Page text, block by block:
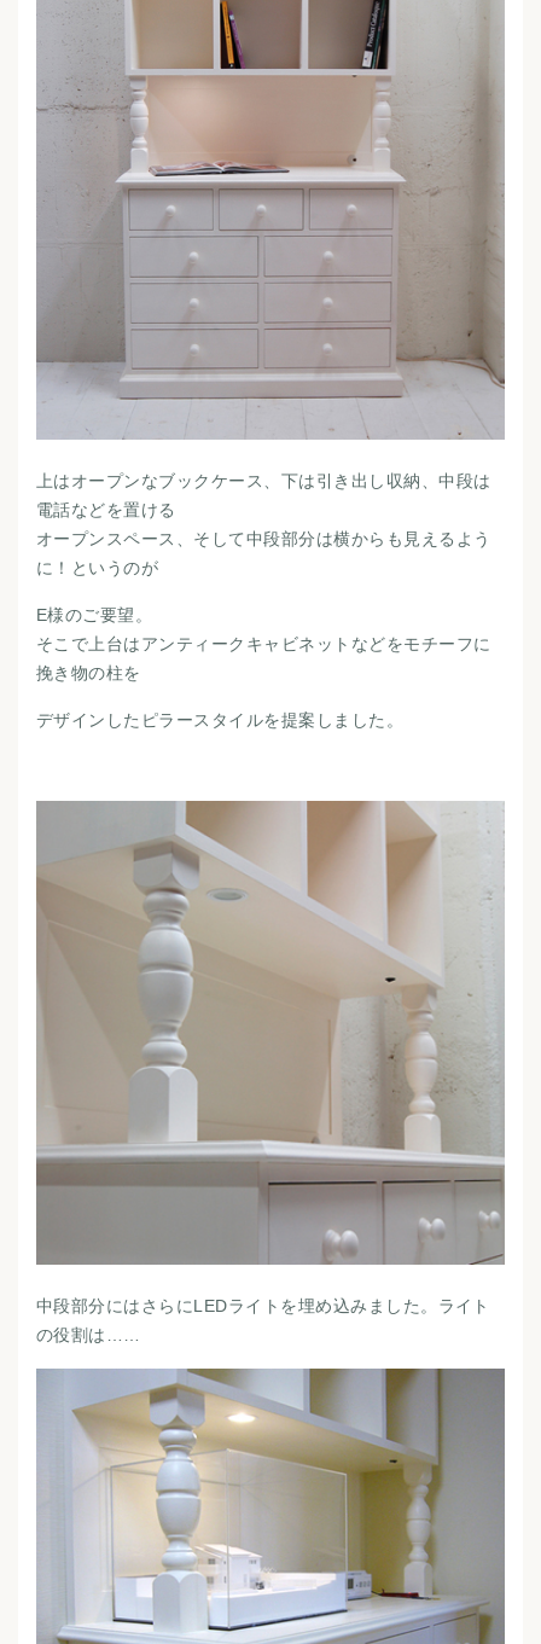
上はオープンなブックケース、下は引き出し収納、中段は
電話などを置ける
オープンスペース、そして中段部分は横からも見えるよう
に！というのが
E様のご要望。
そこで上台はアンティークキャビネットなどをモチーフに
挽き物の柱を
デザインしたピラースタイルを提案しました。
中段部分にはさらにLEDライトを埋め込みました。ライト
の役割は……